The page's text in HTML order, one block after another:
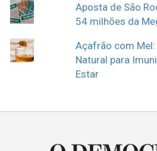
Aposta de São
54 milhões da
Açafrão com
Natural para
Estar